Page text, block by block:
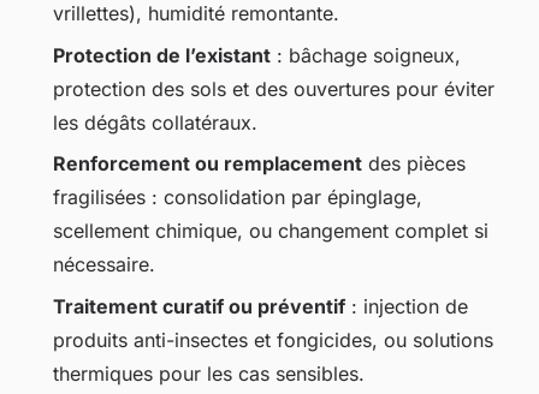
vrillettes), humidité remontante.
Protection de l’existant : bâchage soigneux,
protection des sols et des ouvertures pour éviter
les dégâts collatéraux.
Renforcement ou remplacement des pièces
fragilisées : consolidation par épinglage,
scellement chimique, ou changement complet si
nécessaire.
Traitement curatif ou préventif : injection de
produits anti-insectes et fongicides, ou solutions
thermiques pour les cas sensibles.